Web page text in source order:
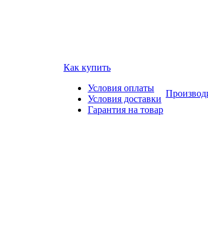
Как купить
Условия оплаты
Условия доставки
Гарантия на товар